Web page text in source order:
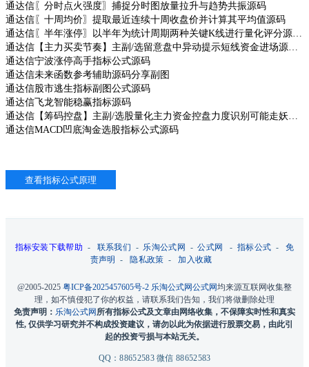
通达信〖分时点火强度〗捕捉分时图放量拉升与趋势共振源码
通达信〖十周均价〗提取最近连续十周收盘价并计算其平均值源码
通达信〖半年涨停〗以半年为统计周期两种关键K线进行量化评分源码
通达信【主力买卖节奏】主副/选留意盘中异动提示短线资金进场源码
通达信宁波涨停高手指标公式源码
通达信未来函数参考辅助源码分享副图
通达信股市逃生指标副图公式源码
通达信飞龙智能稳赢指标源码
通达信【筹码控盘】主副/选股量化主力资金控盘力度识别可能走妖信号源码
通达信MACD凹底淘金选股指标公式源码
指标安装下载帮助 - 联系我们 - 乐淘公式网 -公式网 -指标公式 -免
责声明
- 隐私政策 -加入收藏
@2005-2025 粤ICP备2025457605号-2 乐淘公式网公式网均来源互联网收集整
理，如不慎侵犯了你的权益，请联系我们告知，我们将做删除处理
免责声明： 乐淘公式网 所有指标公式及文章由网络收集，不保障实时性和真实
性, 仅供学习研究并不构成投资建议，请勿以此为依据进行股票交易，由此引
起的投资亏损与本站无关。
QQ：88652583 微信 88652583